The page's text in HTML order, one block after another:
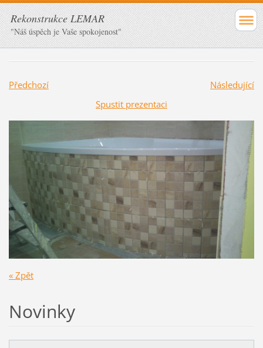
Rekonstrukce LEMAR
"Náš úspěch je Vaše spokojenost"
Předchozí
Následující
Spustit prezentaci
« Zpět
Novinky